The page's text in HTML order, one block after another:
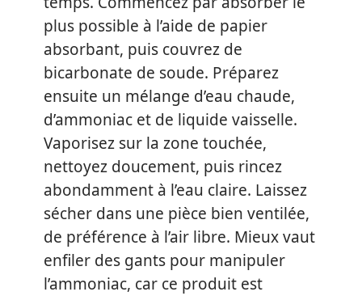
plus possible à l’aide de papier
absorbant, puis couvrez de
bicarbonate de soude. Préparez
ensuite un mélange d’eau chaude,
d’ammoniac et de liquide vaisselle.
Vaporisez sur la zone touchée,
nettoyez doucement, puis rincez
abondamment à l’eau claire. Laissez
sécher dans une pièce bien ventilée,
de préférence à l’air libre. Mieux vaut
enfiler des gants pour manipuler
l’ammoniac, car ce produit est